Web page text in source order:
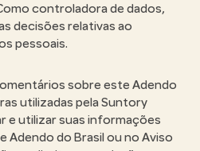
controladora de dados,
decisões relativas ao
pessoais.
sobre este Adendo
utilizadas pela Suntory
e utilizar suas informações
do Brasil ou no Aviso